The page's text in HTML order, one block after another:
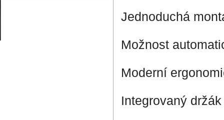
Jednoduchá
Možnost
Moderní
Integrovaný